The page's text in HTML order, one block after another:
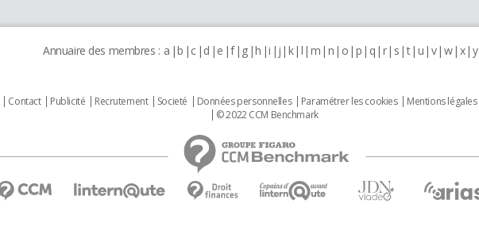
Annuaire des membres : a b c d e f g h i j k l m n o p q r s t u v w x y
Contact Publicité Recrutement Societé Données personnelles Paramétrer les cookies Mentions légales
© 2022 CCM Benchmark